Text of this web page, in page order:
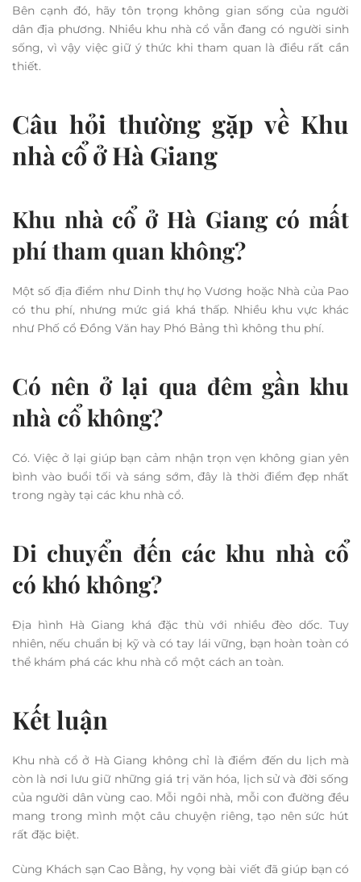
Bên cạnh đó, hãy tôn trọng không gian sống của người
dân địa phương. Nhiều khu nhà cổ vẫn đang có người sinh
sống, vì vậy việc giữ ý thức khi tham quan là điều rất cần
thiết.
Câu hỏi thường gặp về Khu
nhà cổ ở Hà Giang
Khu nhà cổ ở Hà Giang có mất
phí tham quan không?
Một số địa điểm như Dinh thự họ Vương hoặc Nhà của Pao
có thu phí, nhưng mức giá khá thấp. Nhiều khu vực khác
như Phố cổ Đồng Văn hay Phó Bảng thì không thu phí.
Có nên ở lại qua đêm gần khu
nhà cổ không?
Có. Việc ở lại giúp bạn cảm nhận trọn vẹn không gian yên
bình vào buổi tối và sáng sớm, đây là thời điểm đẹp nhất
trong ngày tại các khu nhà cổ.
Di chuyển đến các khu nhà cổ
có khó không?
Địa hình Hà Giang khá đặc thù với nhiều đèo dốc. Tuy
nhiên, nếu chuẩn bị kỹ và có tay lái vững, bạn hoàn toàn có
thể khám phá các khu nhà cổ một cách an toàn.
Kết luận
Khu nhà cổ ở Hà Giang không chỉ là điểm đến du lịch mà
còn là nơi lưu giữ những giá trị văn hóa, lịch sử và đời sống
của người dân vùng cao. Mỗi ngôi nhà, mỗi con đường đều
mang trong mình một câu chuyện riêng, tạo nên sức hút
rất đặc biệt.
Cùng Khách sạn Cao Bằng, hy vọng bài viết đã giúp bạn có